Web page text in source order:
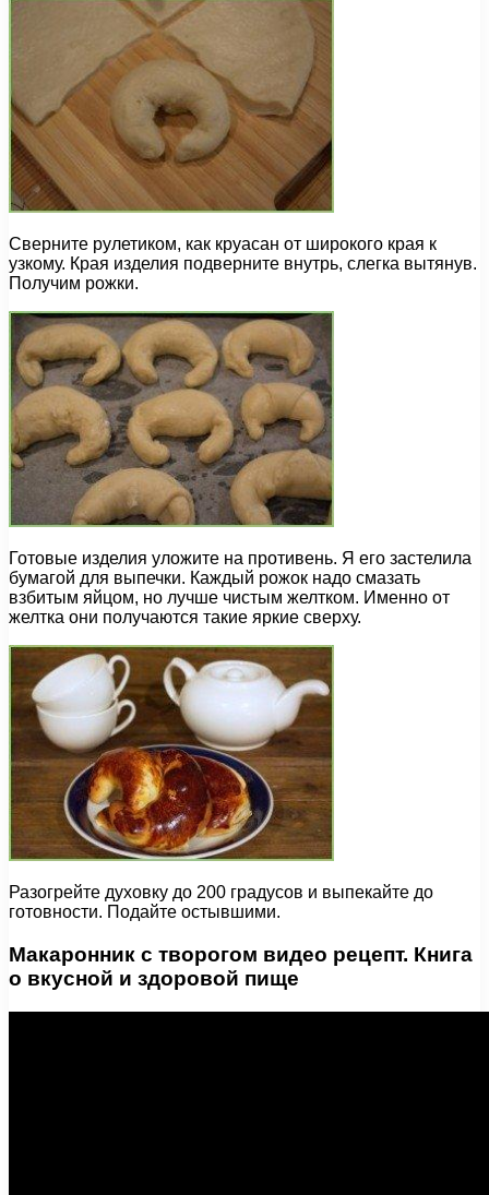
Сверните рулетиком, как круасан от широкого края к
узкому. Края изделия подверните внутрь, слегка вытянув.
Получим рожки.
Готовые изделия уложите на противень. Я его застелила
бумагой для выпечки. Каждый рожок надо смазать
взбитым яйцом, но лучше чистым желтком. Именно от
желтка они получаются такие яркие сверху.
Разогрейте духовку до 200 градусов и выпекайте до
готовности. Подайте остывшими.
Макаронник с творогом видео рецепт. Книга
о вкусной и здоровой пище